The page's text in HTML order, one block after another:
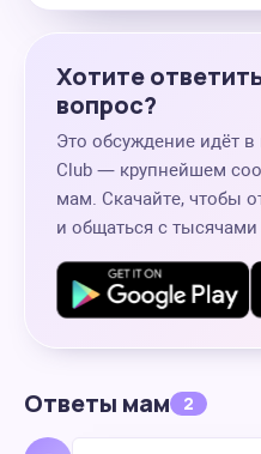
Хотите
вопрос?
Это обсуждение идёт
Club — крупнейшем
мам. Скачайте, чтобы
и общаться с
Ответы мам 2